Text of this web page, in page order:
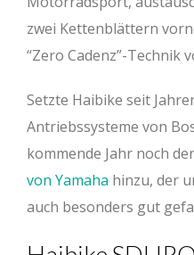
zwei Kettenblättern
“Zero Cadenz”-Technik
Setzte Haibike seit
Antriebssysteme von
kommende Jahr noch
von Yamaha hinzu, der
auch besonders gut